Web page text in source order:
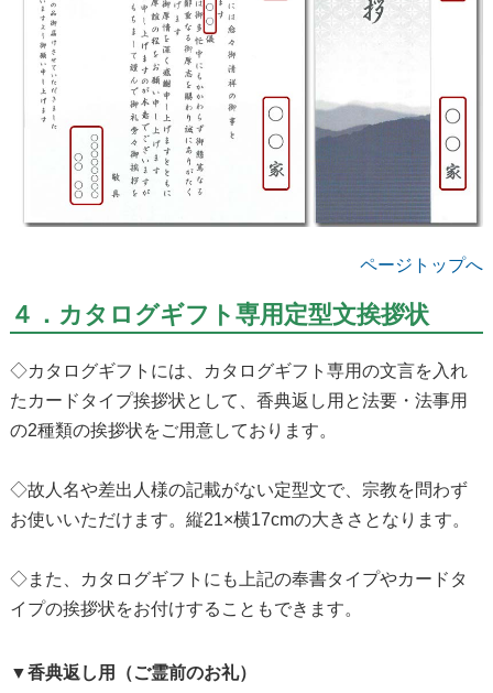
ページトップへ
４．カタログギフト専用定型文挨拶状
◇カタログギフトには、カタログギフト専用の文言を入れ
たカードタイプ挨拶状として、香典返し用と法要・法事用
の2種類の挨拶状をご用意しております。
◇故人名や差出人様の記載がない定型文で、宗教を問わず
お使いいただけます。縦21×横17cmの大きさとなります。
◇また、カタログギフトにも上記の奉書タイプやカードタ
イプの挨拶状をお付けすることもできます。
▼香典返し用（ご霊前のお礼）